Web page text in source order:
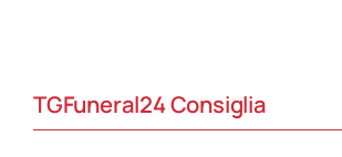
TGFuneral24 Consiglia